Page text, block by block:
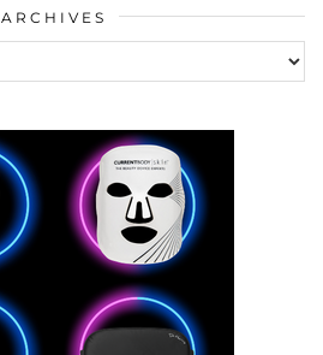
ARCHIVES